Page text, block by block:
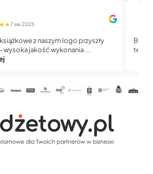
7 sie 2025
z naszym logo przyszły
wysoka jakość wykonania ...